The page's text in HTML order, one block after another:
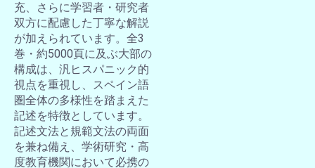
充、さらに学習者・研究者
双方に配慮した丁寧な解説
が加えられています。全3
巻・約5000頁に及ぶ大部の
構成は、汎ヒスパニック的
視点を重視し、スペイン語
圏全体の多様性を踏まえた
記述を特徴としています。
記述文法と規範文法の両面
を兼ね備え、学術研究・高
度教育機関において必携の